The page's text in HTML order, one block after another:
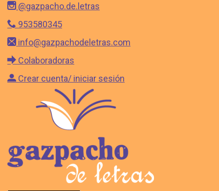
@gazpacho.de.letras
953580345
info@gazpachodeletras.com
Colaboradoras
Crear cuenta/ iniciar sesión